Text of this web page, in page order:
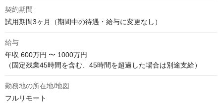
契約期間
試用期間3ヶ月（期間中の待遇・給与に変更なし）
給与
年収 600万円 〜 1000万円
（固定残業45時間を含む、45時間を超過した場合は別途支給）
勤務地の所在地/地図
フルリモート